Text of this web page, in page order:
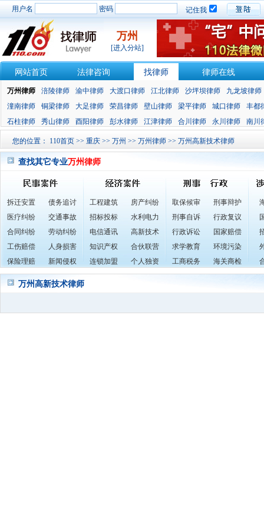
用户名 密码 记住我
万州
[进入分站]
网站首页 法律咨询 找律师 律师在线
万州律师 涪陵律师 渝中律师 大渡口律师 江北律师 沙坪坝律师
九龙坡律师
潼南律师
铜梁律师 大足律师 荣昌律师 壁山律师 梁平律师 城口律师
丰都
石柱律师
秀山律师 酉阳律师 彭水律师 江津律师 合川律师 永川律师 南川
您的位置： 110首页 >> 重庆 >> 万州 >> 万州律师 >> 万州高新技术律师
查找其它专业万州律师
拆迁安置
债务追讨
医疗纠纷
交通事故
合同纠纷
劳动纠纷
工伤赔偿
人身损害
保险理赔
新闻侵权
工程建筑
房产纠纷
招标投标
水利电力
电信通讯
高新技术
知识产权
合伙联营
连锁加盟
个人独资
取保候审
刑事辩护
刑事自诉
行政复议
行政诉讼
国家赔偿
求学教育
环境污染
工商税务
海关商检
万州高新技术律师